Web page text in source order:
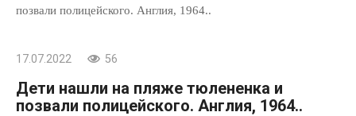
позвали полицейского. Англия, 1964..
17.07.2022 56
Дети нашли на пляже тюлененка и
позвали полицейского. Англия, 1964..